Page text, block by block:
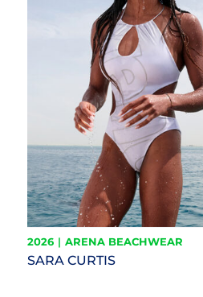
2026 | ARENA BEACHWEAR
SARA CURTIS